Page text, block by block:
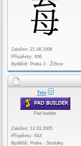
Založen: 21.08.2006
Příspěvky: 406
Bydliště: Praha 3 - Žižkov
Trin
Pad builder
Založen: 12.03.2005
Příspěvky: 643
Bydliště: Praha - Stodulky